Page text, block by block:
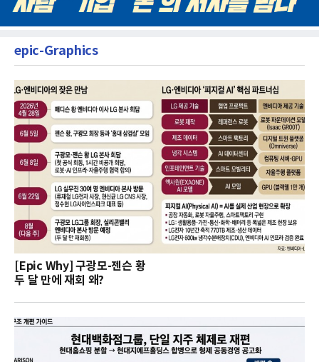
epic-Graphics
[Epic Why] 구광모-젠슨 황
두 달 만에 재회 왜?